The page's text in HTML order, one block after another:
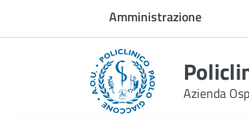
Skip to Main ContentAmministrazione
trasparente
Azienda